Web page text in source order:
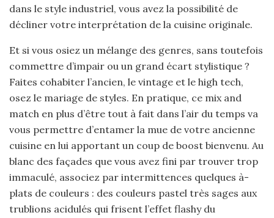
dans le style industriel, vous avez la possibilité de
décliner votre interprétation de la cuisine originale.
Et si vous osiez un mélange des genres, sans toutefois
commettre d’impair ou un grand écart stylistique ?
Faites cohabiter l’ancien, le vintage et le high tech,
osez le mariage de styles. En pratique, ce mix and
match en plus d’être tout à fait dans l’air du temps va
vous permettre d’entamer la mue de votre ancienne
cuisine en lui apportant un coup de boost bienvenu. Au
blanc des façades que vous avez fini par trouver trop
immaculé, associez par intermittences quelques à-
plats de couleurs : des couleurs pastel très sages aux
trublions acidulés qui frisent l’effet flashy du